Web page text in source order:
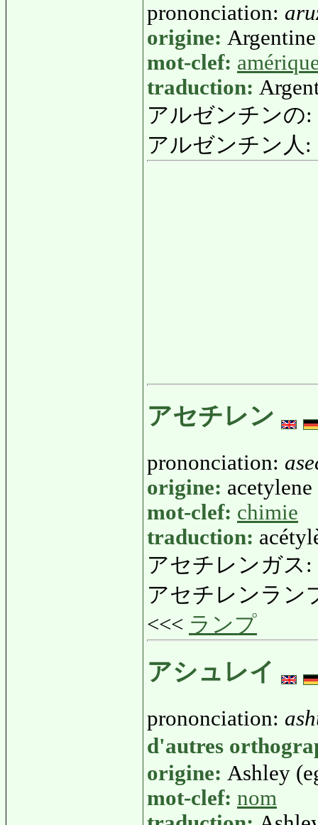
prononciation:
origine:
mot-clef:
traduction:
アルゼンチンの:
アルゼンチン人:
アセチレン
prononciation:
origine:
mot-clef: chimie
traduction:
アセチレンガス:
アセチレンラン
<<< ランプ
アシュレイ
prononciation:
d'autres
origine: Ashley
mot-clef: nom